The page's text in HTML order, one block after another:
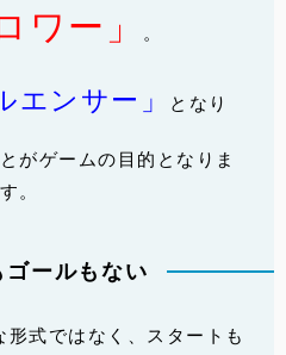
ワー」 。
エンサー」 となり
がゲームの目的となりま
す。
ゴールもない
式ではなく、スタートも